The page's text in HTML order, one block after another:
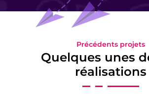
Précédents projets
Quelques unes
réalisations